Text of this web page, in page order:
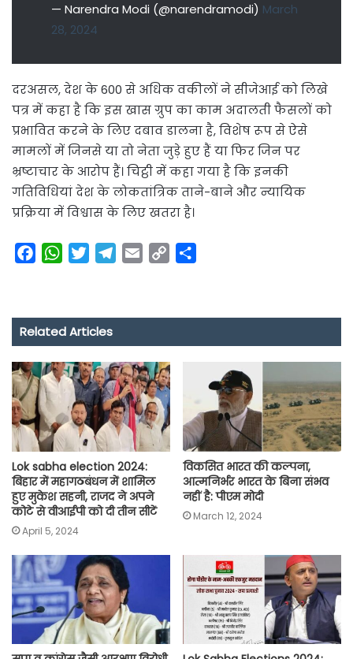
— Narendra Modi (@narendramodi) March
28, 2024
दरअसल, देश के 600 से अधिक वकीलों ने सीजेआई को लिखे
पत्र में कहा है कि इस खास ग्रुप का काम अदालती फैसलों को
प्रभावित करने के लिए दबाव डालना है, विशेष रूप से ऐसे
मामलों में जिनसे या तो नेता जुड़े हुए हैं या फिर जिन पर
भ्रष्टाचार के आरोप हैं। चिट्ठी में कहा गया है कि इनकी
गतिविधियां देश के लोकतांत्रिक ताने-बाने और न्यायिक
प्रक्रिया में विश्वास के लिए खतरा है।
e
b
o
k
W
t
s
p
p
t
t
r
e
a
m
i
y
n
k
r
Related Articles
Lok sabha election 2024:
बिहार में महागठबंधन में शामिल
हुए मुकेश सहनी, राजद ने अपने
कोटे से वीआईपी को दी तीन सीटें
April 5, 2024
विकसित भारत की कल्पना,
आत्मनिर्भर भारत के बिना संभव
नहीं है: पीएम मोदी
March 12, 2024